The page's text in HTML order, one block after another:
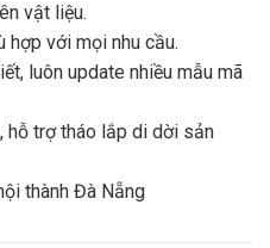
vật liệu.
hợp với mọi nhu cầu.
luôn update nhiều mẫu mã
hỗ trợ tháo lắp di dời sản
thành Đà Nẵng